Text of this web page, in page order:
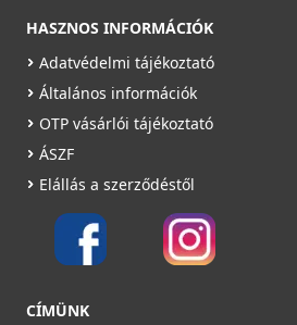
HASZNOS INFORMÁCIÓK
Adatvédelmi tájékoztató
Általános információk
OTP vásárlói tájékoztató
ÁSZF
Elállás a szerződéstől
CÍMÜNK